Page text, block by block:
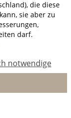
die diese
sie aber zu
darf.
notwendige